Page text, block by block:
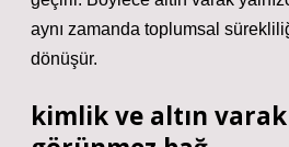
aynı zamanda toplumsal
dönüşür.
kimlikve altın